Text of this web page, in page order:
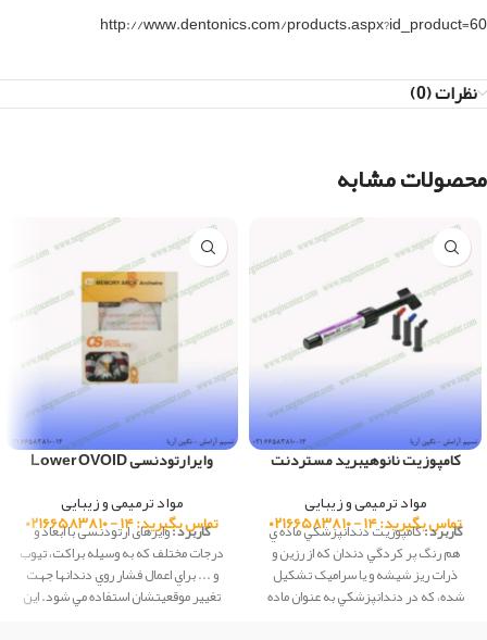
http://www.dentonics.com/products.aspx?id_product=60
نظرات (0)
محصولات مشابه
کامپوزیت نانوهیبرید مستردنت
مواد ترمیمی و زیبایی
تماس بگیرید: ۱۴ - ۰۲۱۶۶۵۸۳۸۱۰
کاربرد :كامپوزيت دندانپزشكي ماده ي
هم رنگ پر کردگي دندان که از رزين و
ذرات ريز شيشه و يا سراميک تشکيل
شده، كه در دندانپزشكي به عنوان ماده
وایرارتودنسی Lower OVOID
مواد ترمیمی و زیبایی
تماس بگیرید: ۱۴ - ۰۲۱۶۶۵۸۳۸۱۰
کاربرد :وایرهای ارتودنسی با ابعاد و
درجات مختلف كه به وسيله براكت، تيوب
و ... براي اعمال فشار روي دندانها جهت
تغيير موقعيتشان استفاده مي شود. این